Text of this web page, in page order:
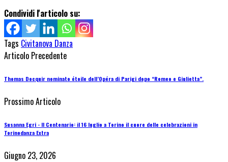
Condividi l'articolo su:
Tags Civitanova Danza
Articolo Precedente
Thomas Docquir nominato étoile dell’Opéra di Parigi dopo “Romeo e Giulietta”.
Prossimo Articolo
Susanna Egri - Il Centenario: il 16 luglio a Torino il cuore delle celebrazioni in
Torinodanza Extra
Giugno 23, 2026